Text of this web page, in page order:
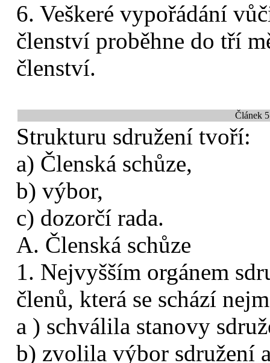
6. Veškeré vypořádání
členství proběhne do tří
členství.
Článek
Strukturu sdružení tvoří:
a) Členská schůze,
b) výbor,
c) dozorčí rada.
A. Členská schůze
1. Nejvyšším orgánem
členů, která se schází
a ) schválila stanovy
b) zvolila výbor sdružení